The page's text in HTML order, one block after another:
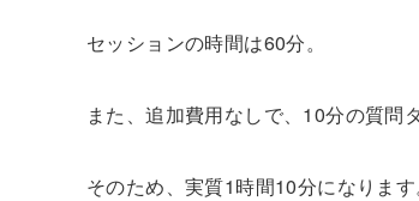
セッションの時間は60分。
また、追加費用なしで、10分の質問
そのため、実質1時間10分になりま